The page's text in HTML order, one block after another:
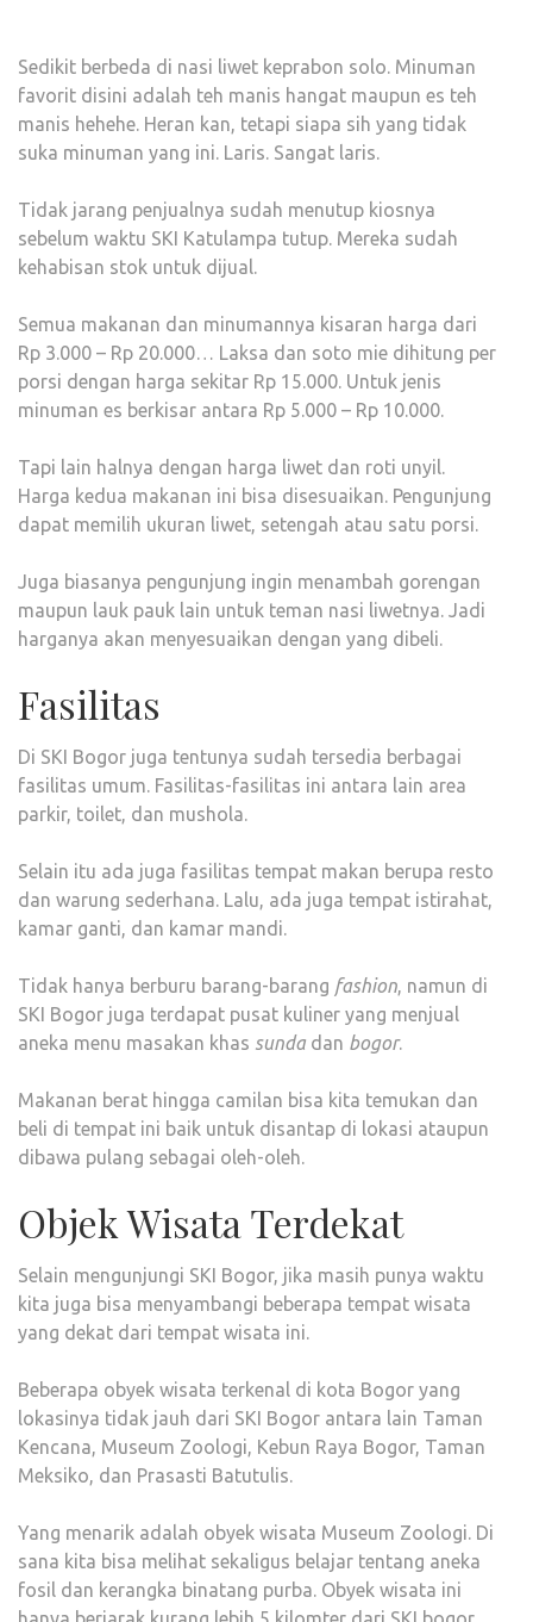
Sedikit berbeda di nasi liwet keprabon solo. Minuman
favorit disini adalah teh manis hangat maupun es teh
manis hehehe. Heran kan, tetapi siapa sih yang tidak
suka minuman yang ini. Laris. Sangat laris.
Tidak jarang penjualnya sudah menutup kiosnya
sebelum waktu SKI Katulampa tutup. Mereka sudah
kehabisan stok untuk dijual.
Semua makanan dan minumannya kisaran harga dari
Rp 3.000 – Rp 20.000… Laksa dan soto mie dihitung per
porsi dengan harga sekitar Rp 15.000. Untuk jenis
minuman es berkisar antara Rp 5.000 – Rp 10.000.
Tapi lain halnya dengan harga liwet dan roti unyil.
Harga kedua makanan ini bisa disesuaikan. Pengunjung
dapat memilih ukuran liwet, setengah atau satu porsi.
Juga biasanya pengunjung ingin menambah gorengan
maupun lauk pauk lain untuk teman nasi liwetnya. Jadi
harganya akan menyesuaikan dengan yang dibeli.
Fasilitas
Di SKI Bogor juga tentunya sudah tersedia berbagai
fasilitas umum. Fasilitas-fasilitas ini antara lain area
parkir, toilet, dan mushola.
Selain itu ada juga fasilitas tempat makan berupa resto
dan warung sederhana. Lalu, ada juga tempat istirahat,
kamar ganti, dan kamar mandi.
Tidak hanya berburu barang-barang fashion, namun di
SKI Bogor juga terdapat pusat kuliner yang menjual
aneka menu masakan khas sunda dan bogor.
Makanan berat hingga camilan bisa kita temukan dan
beli di tempat ini baik untuk disantap di lokasi ataupun
dibawa pulang sebagai oleh-oleh.
Objek Wisata Terdekat
Selain mengunjungi SKI Bogor, jika masih punya waktu
kita juga bisa menyambangi beberapa tempat wisata
yang dekat dari tempat wisata ini.
Beberapa obyek wisata terkenal di kota Bogor yang
lokasinya tidak jauh dari SKI Bogor antara lain Taman
Kencana, Museum Zoologi, Kebun Raya Bogor, Taman
Meksiko, dan Prasasti Batutulis.
Yang menarik adalah obyek wisata Museum Zoologi. Di
sana kita bisa melihat sekaligus belajar tentang aneka
fosil dan kerangka binatang purba. Obyek wisata ini